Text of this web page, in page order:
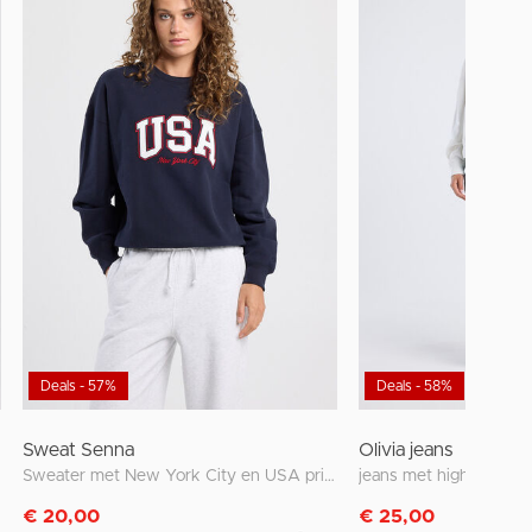
Deals - 57%
Sweat Senna
Sweater met New York City en USA print
€ 20,00
Deals - 58%
Olivia jeans
jeans met high waist
€ 25,00